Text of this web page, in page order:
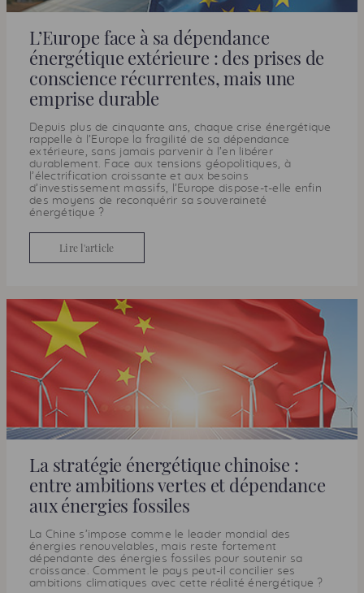
L’Europe face à sa dépendance
énergétique extérieure : des prises de
conscience récurrentes, mais une
emprise durable
Depuis plus de cinquante ans, chaque crise énergétique
rappelle à l’Europe la fragilité de sa dépendance
extérieure, sans jamais parvenir à l’en libérer
durablement. Face aux tensions géopolitiques, à
l’électrification croissante et aux besoins
d’investissement massifs, l’Europe dispose-t-elle enfin
des moyens de reconquérir sa souveraineté
énergétique ?
Lire l'article
La stratégie énergétique chinoise :
entre ambitions vertes et dépendance
aux énergies fossiles
La Chine s’impose comme le leader mondial des
énergies renouvelables, mais reste fortement
dépendante des énergies fossiles pour soutenir sa
croissance. Comment le pays peut-il concilier ses
ambitions climatiques avec cette réalité énergétique ?